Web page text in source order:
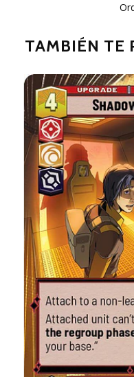
TAMBIÉN TE